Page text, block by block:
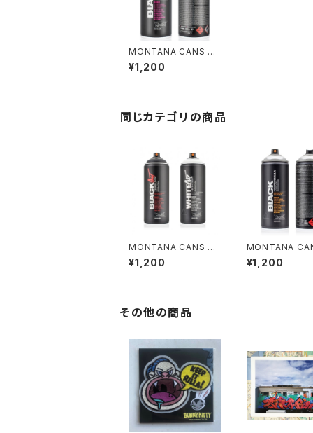
MONTANA CANS BL
ACK NC.FORMULA
400ml / INFRA VIOL
¥1,200
同じカテゴリの商品
MONTANA CANS BL
ACK OUT & WHITE
OUT 400ml
¥1,200
MONTANA
ACK
400ml /
¥1,200
その他の商品